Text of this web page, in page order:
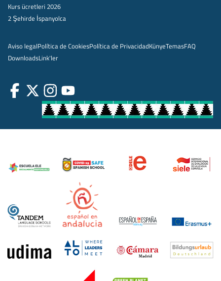
Kurs ücretleri 2026
2 Şehirde İspanyolca
Aviso legalPolítica de CookiesPolítica de PrivacidadKünyeTemasFAQ
DownloadsLink'ler